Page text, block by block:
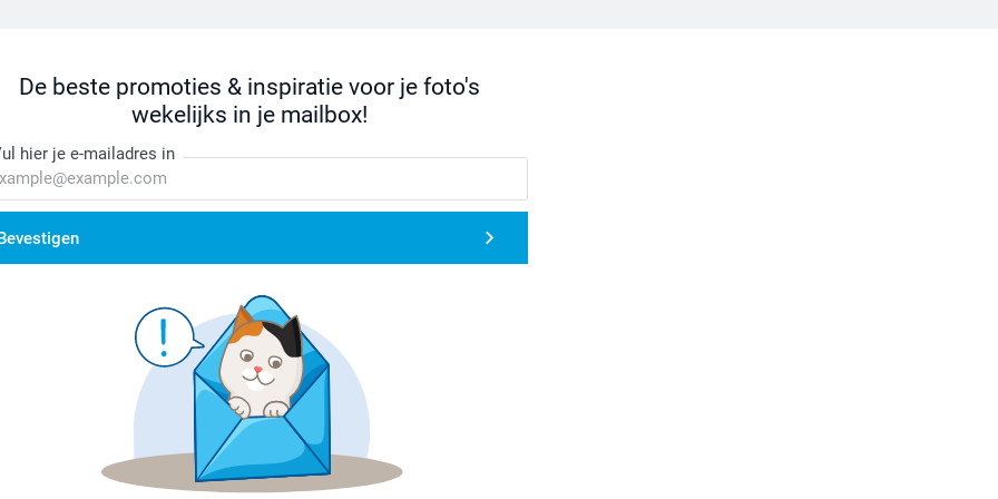
De beste promoties & inspiratie voor je foto's
wekelijks in je mailbox!
hier je e-mailadres in